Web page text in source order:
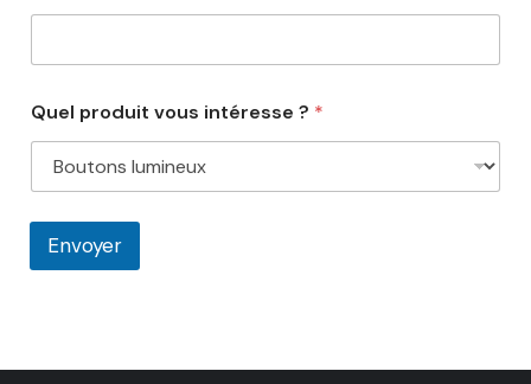
Quel produit vous intéresse ? *
Envoyer